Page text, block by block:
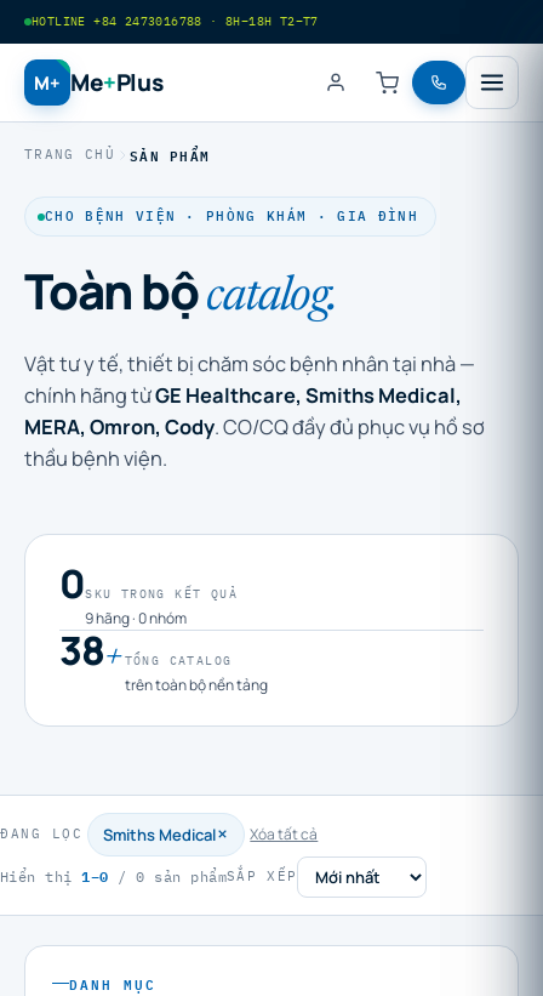
HOTLINE +84 2473016788 · 8H–18H T2–T7
M+ Me+Plus
TRANG CHỦ SẢN PHẨM
CHO BỆNH VIỆN · PHÒNG KHÁM · GIA ĐÌNH
Toàn bộcatalog.
Vật tư y tế, thiết bị chăm sóc bệnh nhân tại nhà —
chính hãng từGE Healthcare, Smiths Medical,
MERA, Omron, Cody. CO/CQ đầy đủ phục vụ hồ sơ
thầu bệnh viện.
0SKU TRONG KẾT QUẢ
9 hãng · 0 nhóm
38+TỔNG CATALOG
trên toàn bộ nền tảng
ĐANG LỌC Smiths Medical Xóa tất cả
Hiển thị1–0 / 0 sản phẩmSẮP XẾP
DANH MỤC